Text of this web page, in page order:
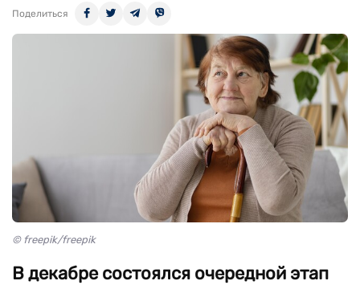
Поделиться
© freepik/freepik
В декабре состоялся очередной этап